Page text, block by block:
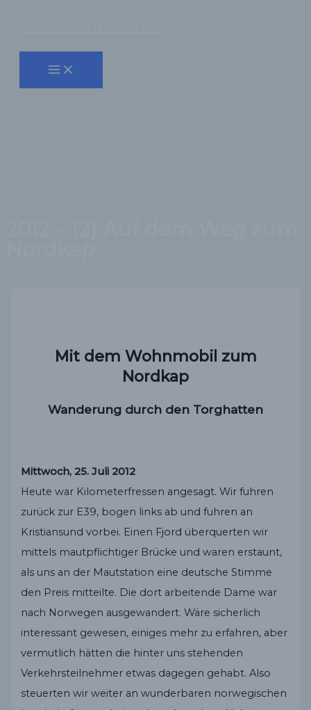
springen
Mit dem Wohnmobil zum
Nordkap
Wanderung durch den Torghatten
Mittwoch, 25. Juli 2012
Heute war Kilometerfressen angesagt. Wir fuhren
zurück zur E39, bogen links ab und fuhren an
Kristiansund vorbei. Einen Fjord überquerten wir
mittels mautpflichtiger Brücke und waren erstaunt,
als uns an der Mautstation eine deutsche Stimme
den Preis mitteilte. Die dort arbeitende Dame war
nach Norwegen ausgewandert. Wäre sicherlich
interessant gewesen, einiges mehr zu erfahren, aber
vermutlich hätten die hinter uns stehenden
Verkehrsteilnehmer etwas dagegen gehabt. Also
steuerten wir weiter an wunderbaren norwegischen